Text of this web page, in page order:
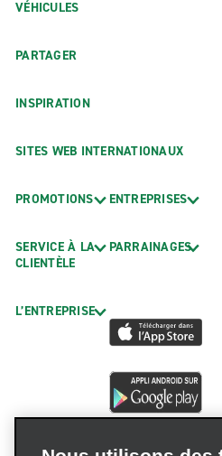
VÉHICULES
PARTAGER
INSPIRATION
SITES WEB INTERNATIONAUX
PROMOTIONS
SERVICE À LA
CLIENTÈLE
L’ENTREPRISE
ENTREPRISES
PARRAINAGES